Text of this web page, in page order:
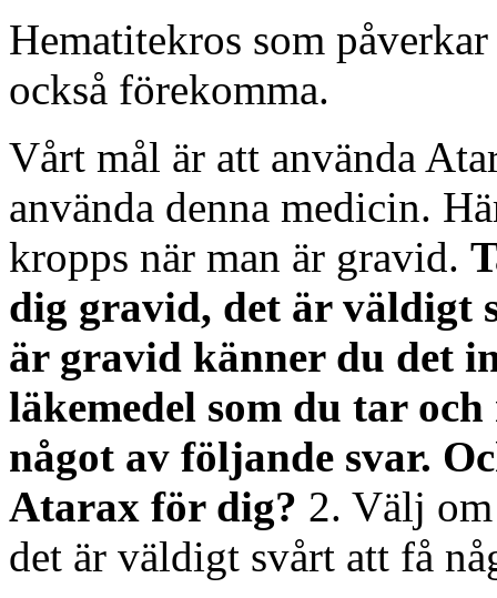
Hematitekros som
också förekomma.
Vårt mål är att använda
använda denna medicin.
kropps när man är gravid.
dig gravid, det är väldigt
är gravid känner du det
läkemedel som du tar
något av följande svar.
Atarax för dig? 2. Välj
det är väldigt svårt att få